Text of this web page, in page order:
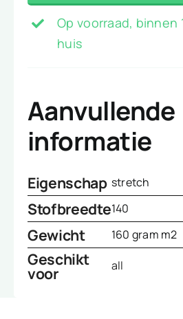
aantal
Op voorraad, binnen
huis
Aanvullende
informatie
Eigenschap stretch
Stofbreedte140
Gewicht 160 gram m2
Geschikt
voor all